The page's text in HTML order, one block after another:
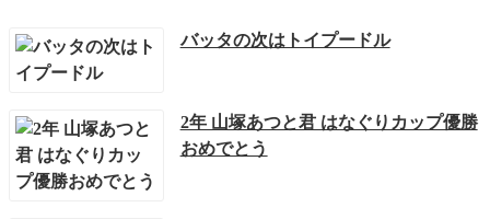
バッタの次はトイプードル
2年 山塚あつと君 はなぐりカップ優勝
おめでとう